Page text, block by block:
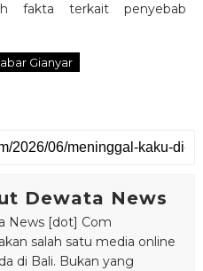
fakta terkait penyebab
Gianyar
Dewata News
News [dot] Com
salah satu media online
di Bali. Bukan yang